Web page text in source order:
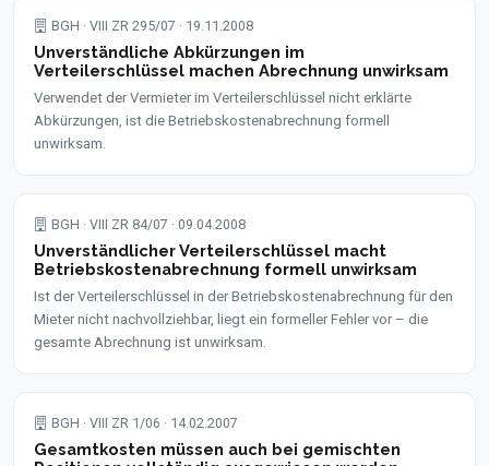
BGH · VIII ZR 295/07 · 19.11.2008
Unverständliche Abkürzungen im
Verteilerschlüssel machen Abrechnung unwirksam
Verwendet der Vermieter im Verteilerschlüssel nicht erklärte
Abkürzungen, ist die Betriebskostenabrechnung formell
unwirksam.
BGH · VIII ZR 84/07 · 09.04.2008
Unverständlicher Verteilerschlüssel macht
Betriebskostenabrechnung formell unwirksam
Ist der Verteilerschlüssel in der Betriebskostenabrechnung für den
Mieter nicht nachvollziehbar, liegt ein formeller Fehler vor – die
gesamte Abrechnung ist unwirksam.
BGH · VIII ZR 1/06 · 14.02.2007
Gesamtkosten müssen auch bei gemischten